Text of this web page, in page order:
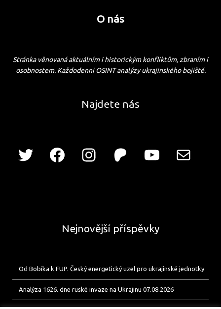
O nás
Stránka věnovaná aktuálním i historickým konfliktům, zbraním i
osobnostem. Každodenní OSINT analýzy ukrajinského bojiště.
Najdete nás
Nejnovější příspěvky
Od Bobíka k FUP. Český energetický uzel pro ukrajinské jednotky
Analýza 1626. dne ruské invaze na Ukrajinu 07.08.2026